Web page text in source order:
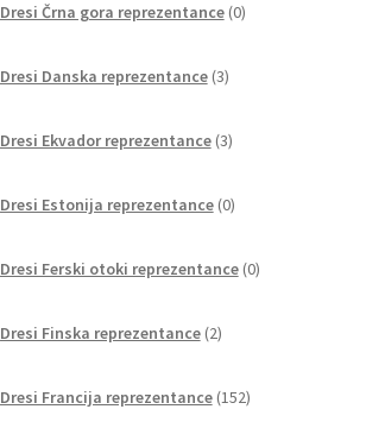
Dresi Črna gora reprezentance 0izdelkov
Dresi Danska reprezentance 3izdelki
Dresi Ekvador reprezentance 3izdelki
Dresi Estonija reprezentance 0izdelkov
Dresi Ferski otoki reprezentance 0izdelkov
Dresi Finska reprezentance 2izdelka
Dresi Francija reprezentance 152izdelkov